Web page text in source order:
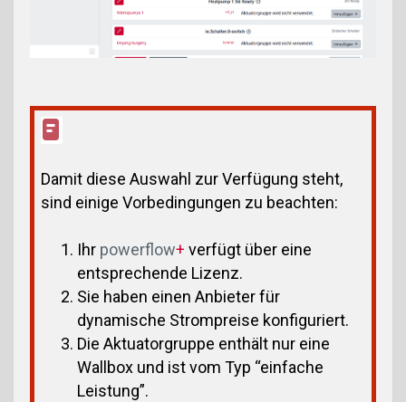
Damit diese Auswahl zur Verfügung steht,
sind einige Vorbedingungen zu beachten:
Ihr powerflow+verfügt über eine
entsprechende Lizenz.
Sie haben einen Anbieter für
dynamische Strompreise konfiguriert.
Die Aktuatorgruppe enthält nur eine
Wallbox und ist vom Typ “einfache
Leistung”.